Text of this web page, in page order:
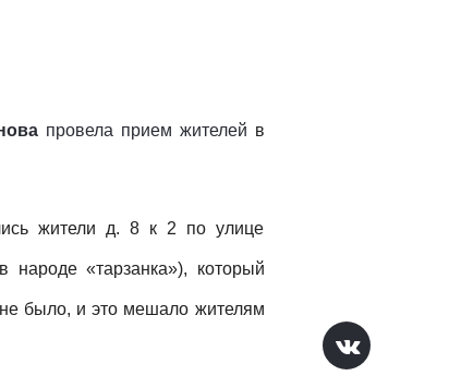
провела прием жителей в
жители д. 8 к 2 по улице
народе «тарзанка»), который
не было, и это мешало жителям